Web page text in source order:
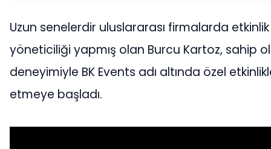
Uzun senelerdir uluslararası firmalarda
yöneticiliği yapmış olan Burcu Kartoz, sahip
deneyimiyle BK Events adı altında özel
etmeye başladı.